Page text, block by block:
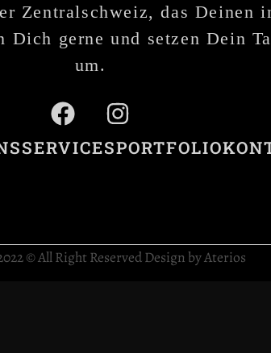
Zentralschweiz, das
Dich gerne und setzen Dein
um.
SERVICESPORTFOLIO
© All Right Reserved Design by Aterios